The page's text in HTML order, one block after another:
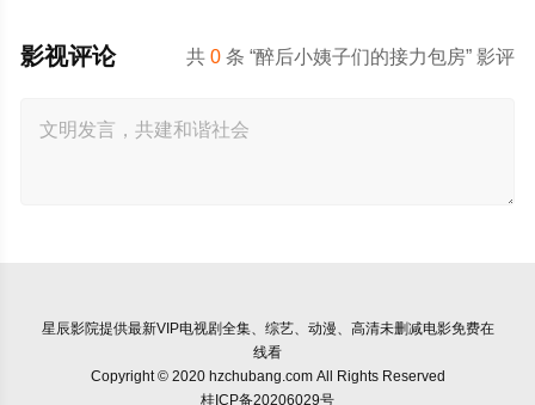
共0 条 “醉后小姨子们的接力包房” 影评
影视评论
星辰影院提供最新VIP电视剧全集、综艺、动漫、高清未删减电影免费在
线看
Copyright © 2020 hzchubang.com All Rights Reserved
桂ICP备20206029号